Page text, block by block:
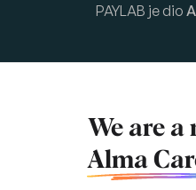
PAYLAB je dio
We are a
Alma